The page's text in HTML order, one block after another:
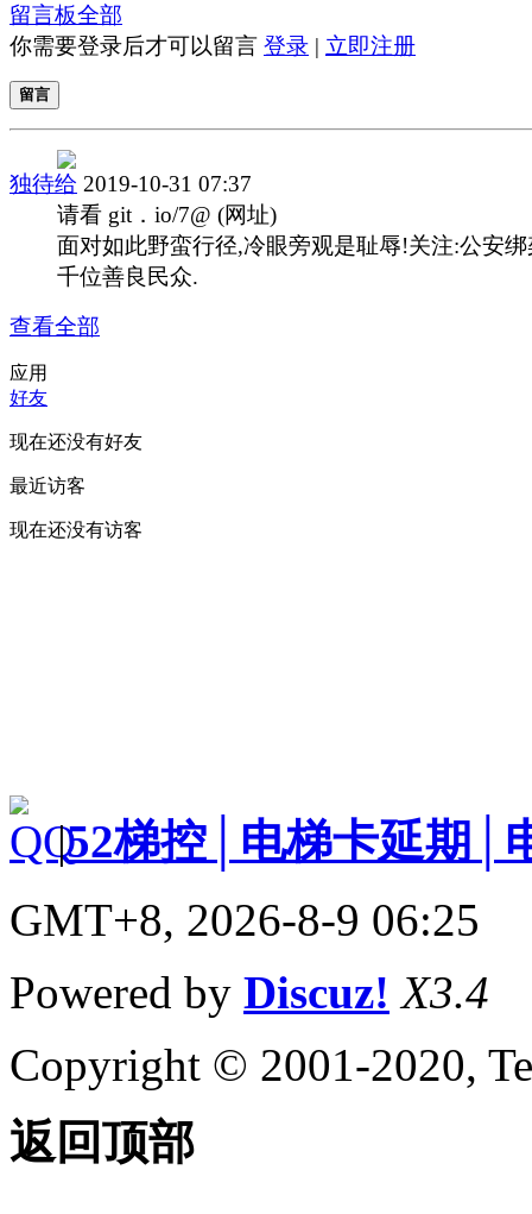
留言板全部
你需要登录后才可以留言 登录 | 立即注册
留言
独待给 2019-10-31 07:37
请看 git．io/7@ (网址)
面对如此野蛮行径,冷眼旁观是耻辱!关注:公安
千位善良民众.
查看全部
应用
好友
现在还没有好友
最近访客
现在还没有访客
|52梯控│电梯卡延期│
GMT+8, 2026-8-9 06:25
Powered by Discuz! X3.4
Copyright © 2001-2020,
返回顶部